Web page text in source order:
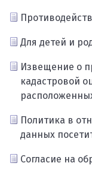
Для детей и
Извещение о
кадастровой
Политика в
данных
Согласие на